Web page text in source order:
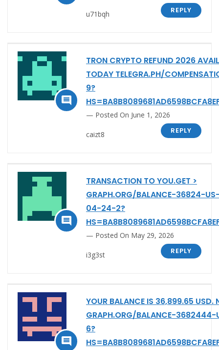
REPLY
u71bqh

TRON CRYPTO REFUND 2026
TODAY TELEGRA.PH/
9?
Posted On June 1, 2026
REPLY
caizt8

TRANSACTION TO YOU.GET >
GRAPH.ORG/BALANCE-36824-
04-24-2?
Posted On May 29, 2026
REPLY
i3g3st

YOUR BALANCE IS 36,899.65 USD.
GRAPH.ORG/BALANCE-
6?